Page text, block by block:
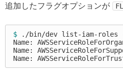
追加したフラグオプションが
$ ./bin/dev list-iam-roles
Name:
Name:
Name: